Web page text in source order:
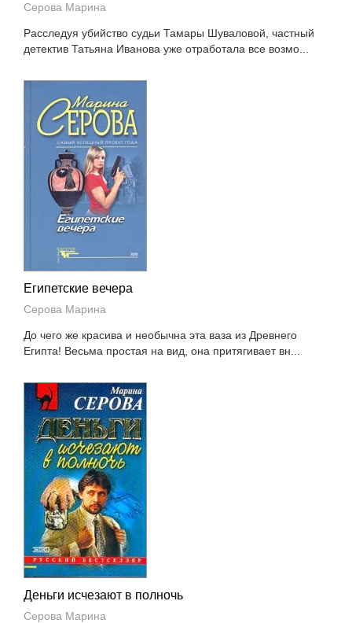
Серова Марина
Расследуя убийство судьи Тамары Шуваловой, частный
детектив Татьяна Иванова уже отработала все возмо...
Египетские вечера
Серова Марина
До чего же красива и необычна эта ваза из Древнего
Египта! Весьма простая на вид, она притягивает вн...
Деньги исчезают в полночь
Серова Марина